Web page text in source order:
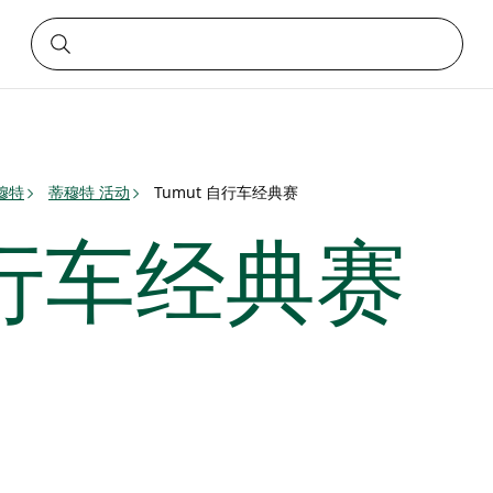
特 蒂穆特 活动 Tumut 自行车经典赛
车经典赛